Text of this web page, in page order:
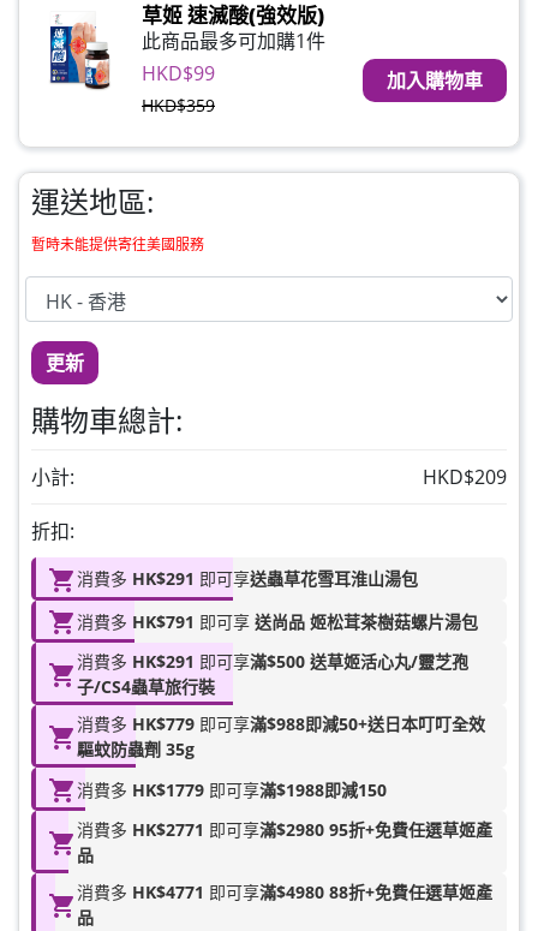
草姬 速滅酸(強效版)
此商品最多可加購1件
HKD$99
HKD$359
加入購物車
草姬 益菌之白潤
此商品最多可加購1件
此商品最多可加購1件
理膚泉 無香大哥大防曬 50ml (2027年4
月)
此商品最多可加購1件
HKD$88
HKD$145
Round Lab 白樺樹水份防曬霜 50ml
(到期日2027年2月)
此商品最多可加購1件
HKD$145
運送地區:
暫時未能提供寄往美國服務
更新
購物車總計:
小計: HKD$209
折扣:
消費多 HK$291 即可享送蟲草花雪耳淮山湯包
消費多 HK$791 即可享 送尚品 姬松茸茶樹菇螺片湯包
消費多 HK$291 即可享滿$500 送草姬活心丸/靈芝孢
子/CS4蟲草旅行裝
消費多 HK$779 即可享滿$988即減50+送日本叮叮全效
驅蚊防蟲劑 35g
消費多 HK$1779 即可享滿$1988即減150
消費多 HK$2771 即可享滿$2980 95折+免費任選草姬產
品
消費多 HK$4771 即可享滿$4980 88折+免費任選草姬產
品